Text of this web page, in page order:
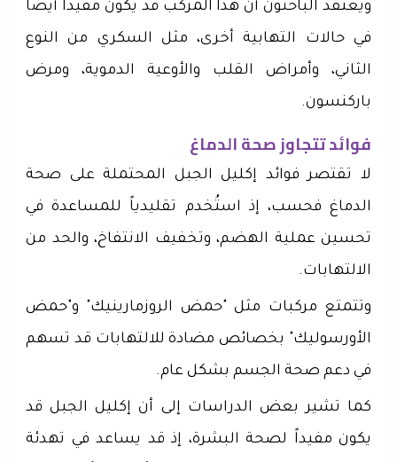
ويعتقد الباحثون أن هذا المركب قد يكون مفيداً أيضاً
في حالات التهابية أخرى، مثل السكري من النوع
الثاني، وأمراض القلب والأوعية الدموية، ومرض
باركنسون.
فوائد تتجاوز صحة الدماغ
لا تقتصر فوائد إكليل الجبل المحتملة على صحة
الدماغ فحسب، إذ استُخدم تقليدياً للمساعدة في
تحسين عملية الهضم، وتخفيف الانتفاخ، والحد من
الالتهابات.
وتتمتع مركبات مثل "حمض الروزمارينيك" و"حمض
الأورسوليك" بخصائص مضادة للالتهابات قد تسهم
في دعم صحة الجسم بشكل عام.
كما تشير بعض الدراسات إلى أن إكليل الجبل قد
يكون مفيداً لصحة البشرة، إذ قد يساعد في تهدئة